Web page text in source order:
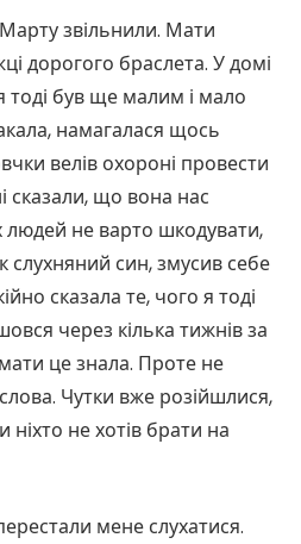
звільнили. Мати
дорогого браслета. У домі
тоді був ще малим і мало
намагалася щось
велів охороні провести
сказали, що вона нас
не варто шкодувати,
слухняний син, змусив себе
сказала те, чого я тоді
через кілька тижнів за
це знала. Проте не
Чутки вже розійшлися,
ніхто не хотів брати на
мене слухатися.